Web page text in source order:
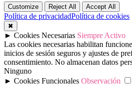
Customize Reject All Accept All
Política de privacidadPolítica de cookies
✖
► Cookies Necesarias Siempre Activo
Las cookies necesarias habilitan
inicios de sesión seguros y ajustes de
consentimiento. No almacenan datos
Ninguno
► Cookies Funcionales Observación